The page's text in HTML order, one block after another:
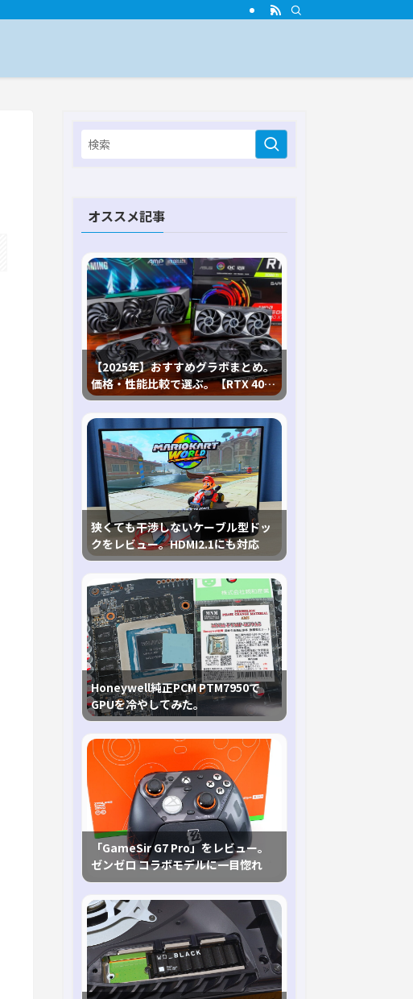
オススメ記事
【2025年】おすすめグラボまとめ。
価格・性能比較で選ぶ。【RTX 40,
RX 7000各種に対応】
狭くても干渉しないケーブル型ドッ
クをレビュー。HDMI2.1にも対応
Honeywell純正PCM PTM7950で
GPUを冷やしてみた。
「GameSir G7 Pro」をレビュー。
ゼンゼロ コラボモデルに一目惚れ